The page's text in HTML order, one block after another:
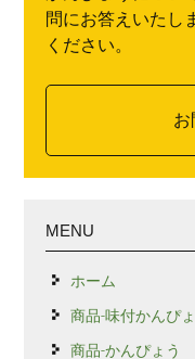
問にお答えいたし
ください。
お
MENU
ホーム
商品-味付かんぴ
商品-かんぴょう